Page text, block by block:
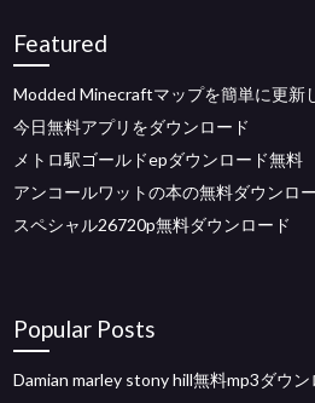
Featured
Modded Minecraftマップを簡単に更新
今日無料アプリをダウンロード
メトロ駅ゴールドepダウンロード無料
アンコールワットの本の無料ダウンロ
スペシャル26720p無料ダウンロード
Popular Posts
Damian marley stony hill無料mp3ダウン